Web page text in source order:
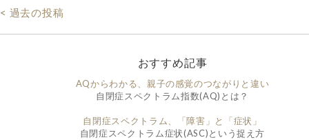
< 過去の投稿
おすすめ記事
AQからわかる、親子の感覚のつながりと違い
自閉症スペクトラム指数(AQ)とは？
自閉症スペクトラム、「障害」と「症状」
自閉症スペクトラム症状(ASC)という捉え方